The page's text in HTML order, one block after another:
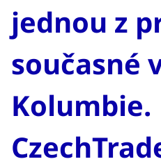
jednou z
současné
Kolumbie.